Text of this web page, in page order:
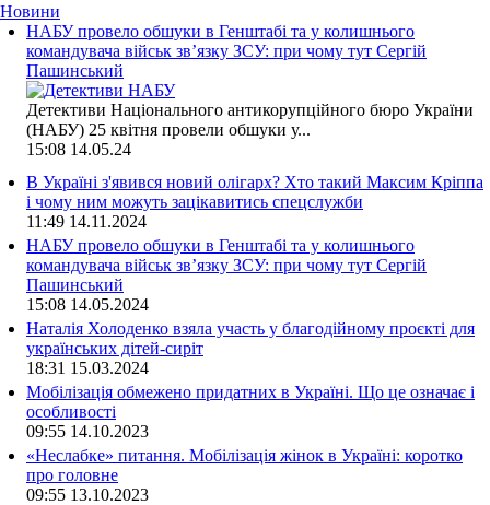
Новини
НАБУ провело обшуки в Генштабі та у колишнього
командувача військ зв’язку ЗСУ: при чому тут Сергій
Пашинський
Детективи Національного антикорупційного бюро України
(НАБУ) 25 квітня провели обшуки у...
15:08 14.05.24
В Україні з'явився новий олігарх? Хто такий Максим Кріппа
і чому ним можуть зацікавитись спецслужби
11:49 14.11.2024
НАБУ провело обшуки в Генштабі та у колишнього
командувача військ зв’язку ЗСУ: при чому тут Сергій
Пашинський
15:08 14.05.2024
Наталія Холоденко взяла участь у благодійному проєкті для
українських дітей-сиріт
18:31 15.03.2024
Мобілізація обмежено придатних в Україні. Що це означає і
особливості
09:55 14.10.2023
«Неслабке» питання. Мобілізація жінок в Україні: коротко
про головне
09:55 13.10.2023